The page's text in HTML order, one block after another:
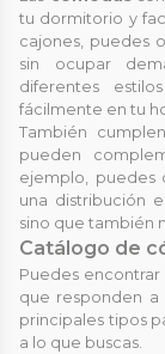
tu dormitorio y
cajones, puedes
sin ocupar
diferentes
fácilmente en tu
También
pueden
ejemplo, puedes
una distribución
sino que también
Catálogo de
Puedes encontrar
que responden a
principales tipos
a lo que buscas.